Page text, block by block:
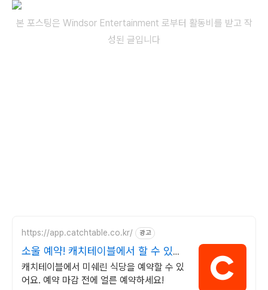
본 포스팅은 Windsor Entertainment 로부터 활동비를 받고 작
성된 글입니다
https://app.catchtable.co.kr/ 광고
소울 예약! 캐치테이블에서 할 수 있어
요
캐치테이블에서 미쉐린 식당을 예약할 수 있
어요. 예약 마감 전에 얼른 예약하세요!